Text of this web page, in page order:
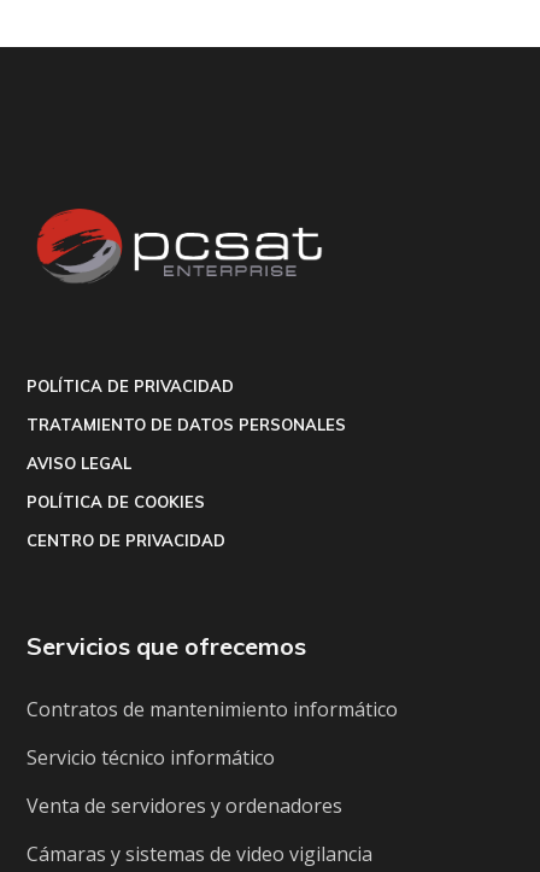
POLÍTICA DE PRIVACIDAD
TRATAMIENTO DE DATOS PERSONALES
AVISO LEGAL
POLÍTICA DE COOKIES
CENTRO DE PRIVACIDAD
Servicios que ofrecemos
Contratos de mantenimiento informático
Servicio técnico informático
Venta de servidores y ordenadores
Cámaras y sistemas de video vigilancia